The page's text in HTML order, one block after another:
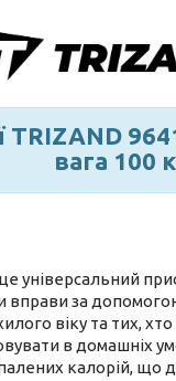
TRIZAND
вага 100
універсальний
вправи за
віку та тих,
в домашніх
калорій,